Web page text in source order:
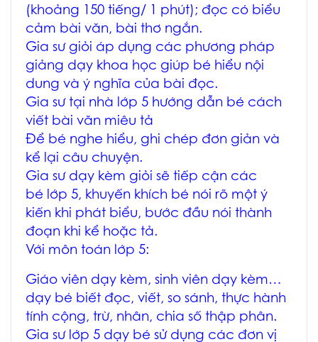
(khoảng 150 tiếng/ 1 phút); đọc có biểu
cảm bài văn, bài thơ ngắn.
Gia sư giỏi áp dụng các phương pháp
giảng dạy khoa học giúp bé hiểu nội
dung và ý nghĩa của bài đọc.
Gia sư tại nhà lớp 5 hướng dẫn bé cách
viết bài văn miêu tả
Để bé nghe hiểu, ghi chép đơn giản và
kể lại câu chuyện.
Gia sư dạy kèm giỏi sẽ tiếp cận các
bé lớp 5, khuyến khích bé nói rõ một ý
kiến khi phát biểu, bước đầu nói thành
đoạn khi kể hoặc tả.
Với môn toán lớp 5:
Giáo viên dạy kèm, sinh viên dạy kèm…
dạy bé biết đọc, viết, so sánh, thực hành
tính cộng, trừ, nhân, chia số thập phân.
Gia sư lớp 5 dạy bé sử dụng các đơn vị